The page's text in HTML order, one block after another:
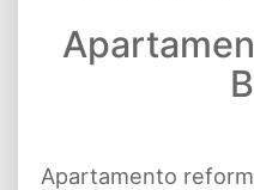
Apartamento